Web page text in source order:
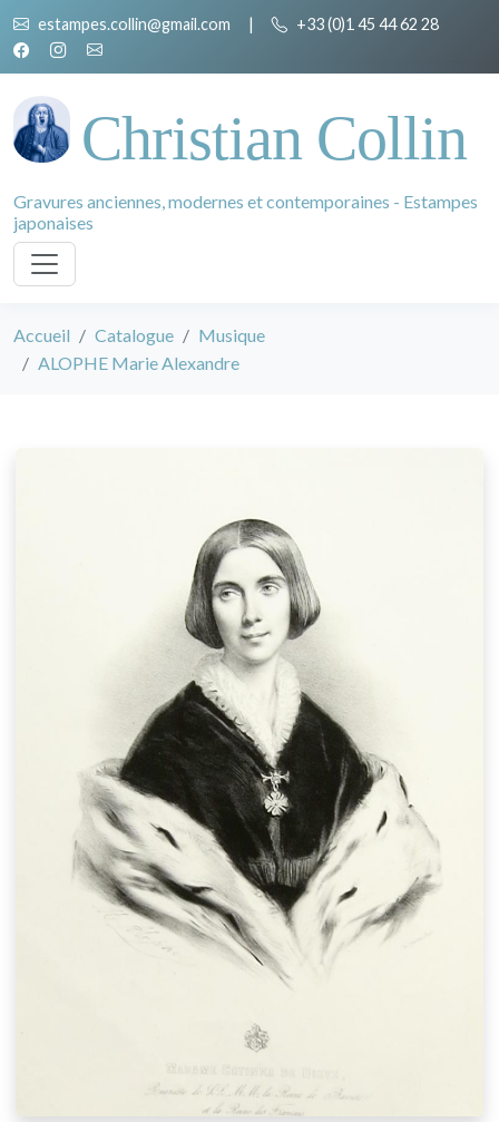
estampes.collin@gmail.com | +33 (0)1 45 44 62 28
Christian Collin
Gravures anciennes, modernes et contemporaines - Estampes
japonaises
Accueil Catalogue
Musique
ALOPHE Marie Alexandre